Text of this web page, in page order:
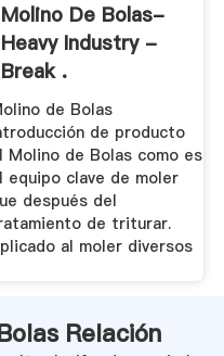
Molino De Bolas-
Heavy Industry -
Break .
de Bolas
de producto
Molino de Bolas como es
equipo clave de moler
después del
de triturar.
al moler diversos
Relación